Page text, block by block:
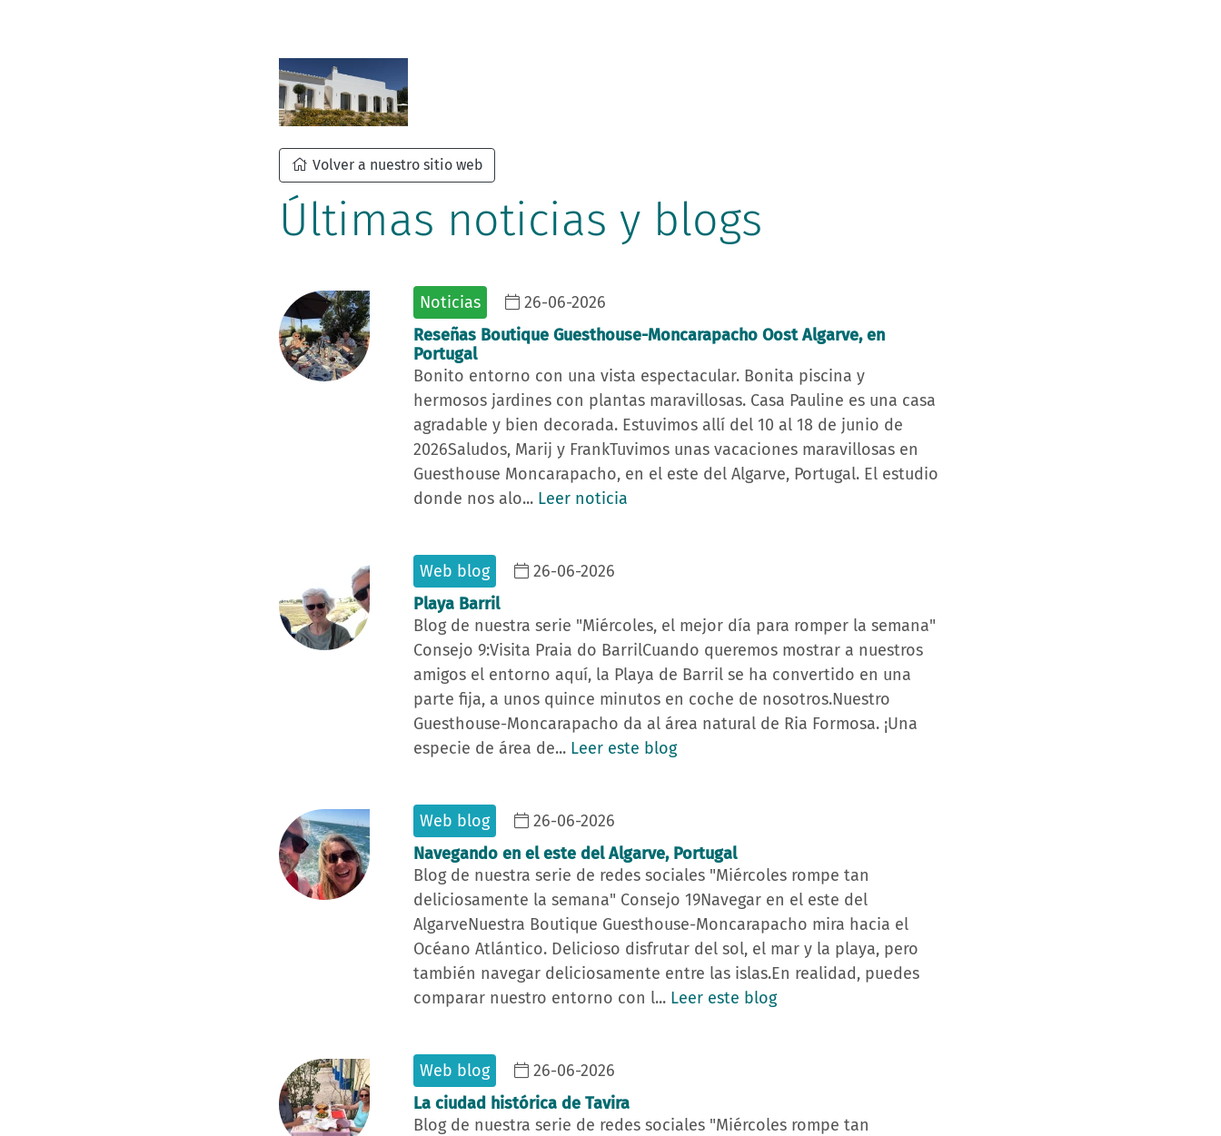
Volver a nuestro sitio web
Últimas noticias y blogs
Noticias
26-06-2026
Reseñas Boutique Guesthouse-Moncarapacho Oost Algarve, en
Portugal
Bonito entorno con una vista espectacular. Bonita piscina y
hermosos jardines con plantas maravillosas. Casa Pauline es una casa
agradable y bien decorada. Estuvimos allí del 10 al 18 de junio de
2026Saludos, Marij y FrankTuvimos unas vacaciones maravillosas en
Guesthouse Moncarapacho, en el este del Algarve, Portugal. El estudio
donde nos alo... Leer noticia
Web blog
26-06-2026
Playa Barril
Blog de nuestra serie "Miércoles, el mejor día para romper la semana"
Consejo 9:Visita Praia do BarrilCuando queremos mostrar a nuestros
amigos el entorno aquí, la Playa de Barril se ha convertido en una
parte fija, a unos quince minutos en coche de nosotros.Nuestro
Guesthouse-Moncarapacho da al área natural de Ria Formosa. ¡Una
especie de área de... Leer este blog
Web blog
26-06-2026
Navegando en el este del Algarve, Portugal
Blog de nuestra serie de redes sociales "Miércoles rompe tan
deliciosamente la semana" Consejo 19Navegar en el este del
AlgarveNuestra Boutique Guesthouse-Moncarapacho mira hacia el
Océano Atlántico. Delicioso disfrutar del sol, el mar y la playa, pero
también navegar deliciosamente entre las islas.En realidad, puedes
comparar nuestro entorno con l... Leer este blog
Web blog
26-06-2026
La ciudad histórica de Tavira
Blog de nuestra serie de redes sociales "Miércoles rompe tan